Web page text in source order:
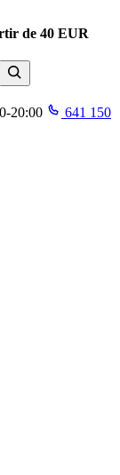
de 40 EUR
20:00
641 150